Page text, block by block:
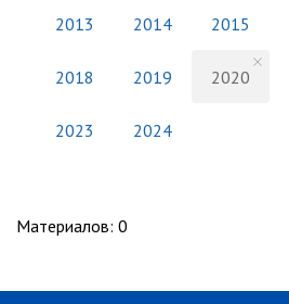
2013 2014 2015
2018 2019 2020
2023 2024
Материалов: 0